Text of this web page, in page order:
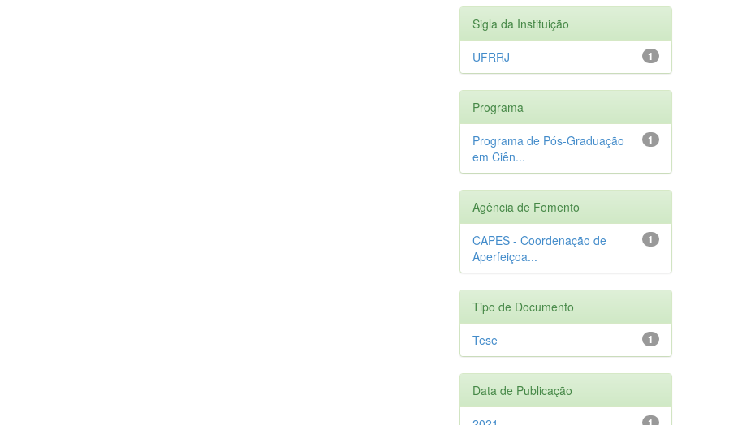
Sigla da Instituição
1
UFRRJ
Programa
1
Programa de Pós-Graduação
em Ciên...
Agência de Fomento
1
CAPES - Coordenação de
Aperfeiçoa...
Tipo de Documento
1
Tese
Data de Publicação